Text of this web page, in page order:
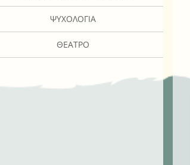
ΨΥΧΟΛΟΓΊΑ
ΘΈΑΤΡΟ